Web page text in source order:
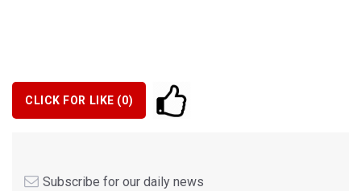
CLICK FOR LIKE (0)
Subscribe for our daily news